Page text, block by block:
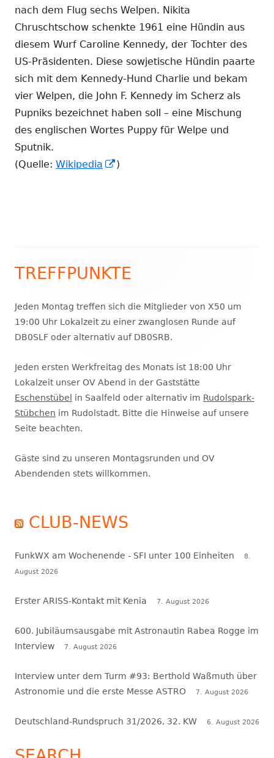
nach dem Flug sechs Welpen. Nikita
Chruschtschow schenkte 1961 eine Hündin aus
diesem Wurf Caroline Kennedy, der Tochter des
US-Präsidenten. Diese sowjetische Hündin paarte
sich mit dem Kennedy-Hund Charlie und bekam
vier Welpen, die John F. Kennedy im Scherz als
Pupniks bezeichnet haben soll – eine Mischung
des englischen Wortes Puppy für Welpe und
Sputnik.
(Quelle: Wikipedia
In)
Haupt-
Seitenleiste
TREFFPUNKTE
Jeden Montag treffen sich die Mitglieder von X50 um
19:00 Uhr Lokalzeit zu einer zwanglosen Runde auf
DB0SLF oder alternativ auf DB0SRB.
Jeden ersten Werkfreitag des Monats ist 18:00 Uhr
Lokalzeit unser OV Abend in der Gaststätte
Eschenstübel
in Saalfeld oder alternativ im Rudolspark-
Stübchen im Rudolstadt. Bitte die Hinweise auf unsere
Seite beachten.
Gäste sind zu unseren Montagsrunden und OV
Abendenden stets willkommen.
CLUB-NEWS
FunkWX am Wochenende - SFI unter 100 Einheiten
8.
August 2026
Erster ARISS-Kontakt mit Kenia 7. August 2026
600. Jubiläumsausgabe mit Astronautin Rabea Rogge im
Interview
7. August 2026
Interview unter dem Turm #93: Berthold Waßmuth über
Astronomie und die erste Messe ASTRO
7. August 2026
Deutschland-Rundspruch 31/2026, 32. KW 6. August 2026